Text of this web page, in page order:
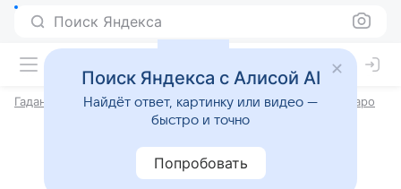
Поиск Яндекса
Гадания онлайн Гадания на картах Таро Значения карт Таро
Поиск Яндекса с Алисой AI
Найдёт ответ, картинку или видео —
быстро и точно
Попробовать